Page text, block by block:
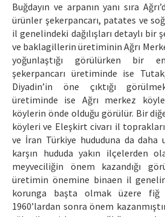
Buğdayın ve arpanın yanı sıra
ürünler şekerpancarı, patates ve
il genelindeki dağılışları detaylı bir
ve baklagillerin üretiminin Ağrı
yoğunlaştığı görülürken bir
şekerpancarı üretiminde ise
Diyadin’in öne çıktığı
üretiminde ise Ağrı merkez
köylerin önde olduğu görülür. Bir
köyleri ve Eleşkirt civarı il
ve İran Türkiye hududuna da daha
karşın hududa yakın ilçelerden
meyveciliğin önem kazandığı
üretimin önemine binaen il
korunga başta olmak üzere
1960’lardan sonra önem